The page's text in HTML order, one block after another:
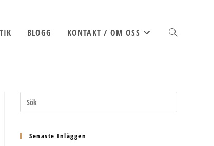
BLOGG KONTAKT / OM OSS SLÅ
Senaste Inläggen